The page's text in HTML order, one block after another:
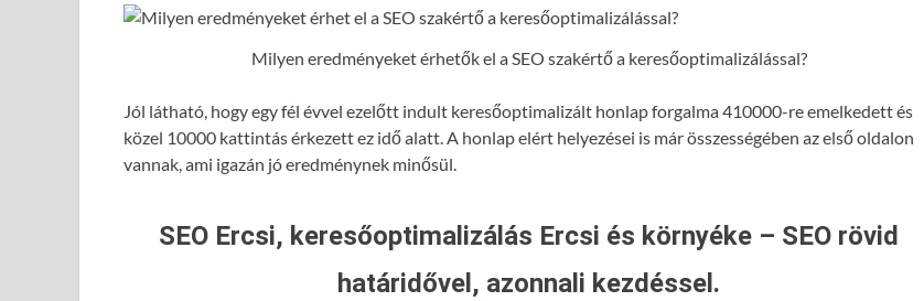
Milyen eredményeket érhetők el a SEO szakértő a keresőoptimalizálással?
Jól látható, hogy egy fél évvel ezelőtt indult keresőoptimalizált honlap forgalma 410000-re emelkedett és
közel 10000 kattintás érkezett ez idő alatt. A honlap elért helyezései is már összességében az első oldalon
vannak, ami igazán jó eredménynek minősül.
SEO Ercsi, keresőoptimalizálás Ercsi és környéke – SEO rövid
határidővel, azonnali kezdéssel.